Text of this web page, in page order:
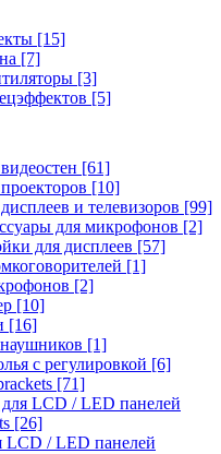
[15]
[7]
[3]
[5]
[61]
[10]
и телевизоров [99]
для микрофонов [2]
для дисплеев [57]
[1]
[2]
[10]
[16]
[1]
с регулировкой [6]
[71]
LCD / LED панелей
[26]
LCD / LED панелей